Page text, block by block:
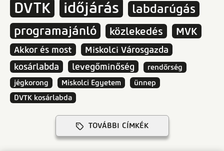
DVTK időjárás
labdarúgás
programajánló
közlekedés MVK
Akkor és most
Miskolci Városgazda
kosárlabda
levegőminőség
rendőrség
jégkorong
Miskolci Egyetem
ünnep
DVTK kosárlabda
TOVÁBBI CÍMKÉK